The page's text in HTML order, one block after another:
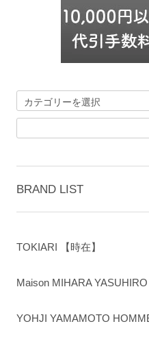
BRAND LIST
TOKIARI 【時在】
Maison MIHARA YASUHIRO
YOHJI YAMAMOTO